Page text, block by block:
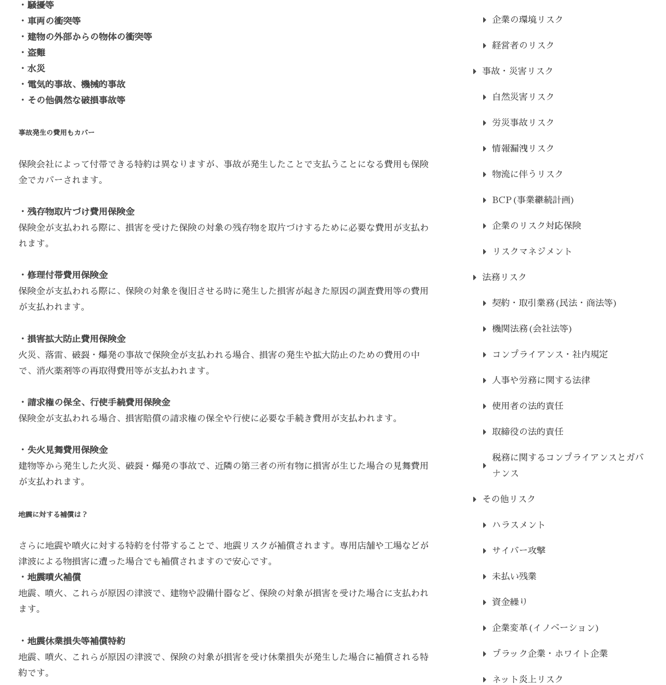
・騒擾等
・車両の衝突等
・建物の外部からの物体の衝突等
・盗難
・水災
・電気的事故、機械的事故
・その他偶然な破損事故等
事故発生の費用もカバー
保険会社によって付帯できる特約は異なりますが、事故が発生したことで支払うことになる費用も保険
金でカバーされます。
・残存物取片づけ費用保険金
保険金が支払われる際に、損害を受けた保険の対象の残存物を取片づけするために必要な費用が支払わ
れます。
・修理付帯費用保険金
保険金が支払われる際に、保険の対象を復旧させる時に発生した損害が起きた原因の調査費用等の費用
が支払われます。
・損害拡大防止費用保険金
火災、落雷、破裂・爆発の事故で保険金が支払われる場合、損害の発生や拡大防止のための費用の中
で、消火薬剤等の再取得費用等が支払われます。
・請求権の保全、行使手続費用保険金
保険金が支払われる場合、損害賠償の請求権の保全や行使に必要な手続き費用が支払われます。
・失火見舞費用保険金
建物等から発生した火災、破裂・爆発の事故で、近隣の第三者の所有物に損害が生じた場合の見舞費用
が支払われます。
地震に対する補償は？
さらに地震や噴火に対する特約を付帯することで、地震リスクが補償されます。専用店舗や工場などが
津波による物損害に遭った場合でも補償されますので安心です。
・地震噴火補償
地震、噴火、これらが原因の津波で、建物や設備什器など、保険の対象が損害を受けた場合に支払われ
ます。
・地震休業損失等補償特約
地震、噴火、これらが原因の津波で、保険の対象が損害を受け休業損失が発生した場合に補償される特
約です。
企業の環境リスク
経営者のリスク
事故・災害リスク
自然災害リスク
労災事故リスク
情報漏洩リスク
物流に伴うリスク
BCP(事業継続計画)
企業のリスク対応保険
リスクマネジメント
法務リスク
契約・取引業務(民法・商法等)
機関法務(会社法等)
コンプライアンス・社内規定
人事や労務に関する法律
使用者の法的責任
取締役の法的責任
税務に関するコンプライアンスとガバ
ナンス
その他リスク
ハラスメント
サイバー攻撃
未払い残業
資金繰り
企業変革(イノベーション)
ブラック企業・ホワイト企業
ネット炎上リスク